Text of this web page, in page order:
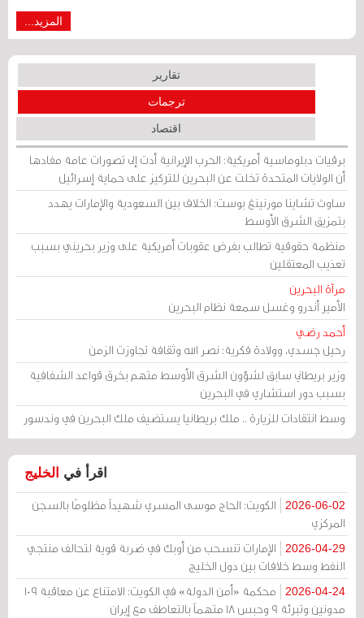
المزيد...
تقارير
ترجمات
اقتصاد
برقيات دبلوماسية أمريكية: الحرب الإيرانية أدت إلى تصورات عامة مفادها
أن الولايات المتحدة تخلت عن البحرين للتركيز على حماية إسرائيل
ساوث تشاينا مورنينغ بوست: الخلاف بين السعودية والإمارات يهدد
بتمزيق الشرق الأوسط
منظمة حقوقية تطالب بفرض عقوبات أمريكية على وزير بحريني بسبب
تعذيب المعتقلين
مرآة البحرين
الأمير أندرو وغسل سمعة نظام البحرين
أحمد رضي
رحيل جسدي، وولادة فكرية: نصر الله وثقافة تجاوزت الزمن
وزير بريطاني سابق لشؤون الشرق الأوسط متهم بخرق قواعد الشفافية
بسبب دور استشاري في البحرين
وسط انتقادات للزيارة .. ملك بريطانيا يستضيف ملك البحرين في وندسور
اقرأ في الخليج
2026-06-02
الكويت: الحاج موسى المسري شهيداً مظلومًا بالسجن
المركزي
2026-04-29
الإمارات تنسحب من أوبك في ضربة قوية لتحالف منتجي
النفط وسط خلافات بين دول الخليج
2026-04-24
محكمة «أمن الدولة» في الكويت: الامتناع عن معاقبة 109
مدونين وتبرئة 9 وحبس 18 متهماً بالتعاطف مع إيران